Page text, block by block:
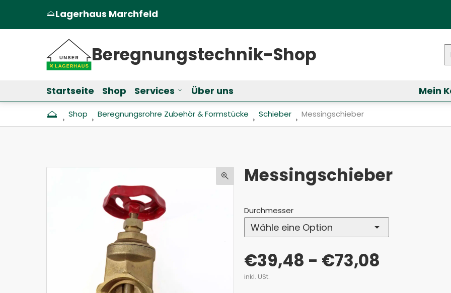
Lagerhaus Marchfeld
(Öffnet in einem neuen Tab oder Fenster)
Beregnungs­technik-Shop
Startseite Shop Services Untermenü für &bdquo;Services&ldquo; anzeigen
Über uns Mein
Shop Beregnungs­rohre Zubehör & Form­stücke Schieber Aktuell: Messingschieber
Messingschieber
Messingschieber
Durchmesser
€39,48 - €73,08
inkl. USt.